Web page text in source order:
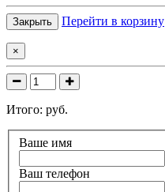
Закрыть Перейти в корзину
×
Итого: руб.
Ваше имя
Ваш телефон